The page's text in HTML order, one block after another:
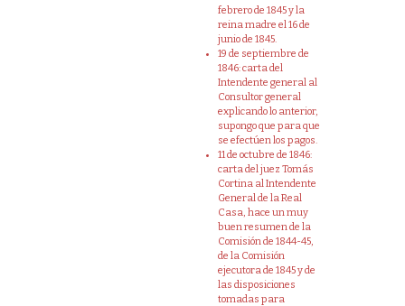
febrero de 1845 y la
reina madre el 16 de
junio de 1845.
19 de septiembre de
1846: carta del
Intendente general al
Consultor general
explicando lo anterior,
supongo que para que
se efectúen los pagos.
11 de octubre de 1846:
carta del juez Tomás
Cortina al Intendente
General de la Real
Casa, hace un muy
buen resumen de la
Comisión de 1844-45,
de la Comisión
ejecutora de 1845 y de
las disposiciones
tomadas para